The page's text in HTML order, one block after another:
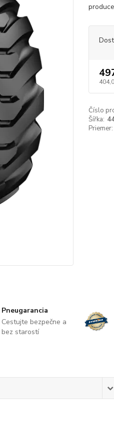
Číslo
Šířka:
Priemer:
Pneugarancia
Cestujte bezpečne a
bez starostí